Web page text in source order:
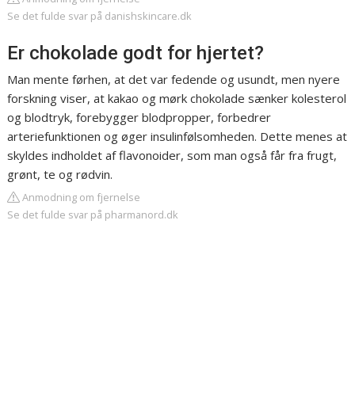
Se det fulde svar på danishskincare.dk
Er chokolade godt for hjertet?
Man mente førhen, at det var fedende og usundt, men nyere
forskning viser, at kakao og mørk chokolade sænker kolesterol
og blodtryk, forebygger blodpropper, forbedrer
arteriefunktionen og øger insulinfølsomheden. Dette menes at
skyldes indholdet af flavonoider, som man også får fra frugt,
grønt, te og rødvin.
Anmodning om fjernelse
Se det fulde svar på pharmanord.dk